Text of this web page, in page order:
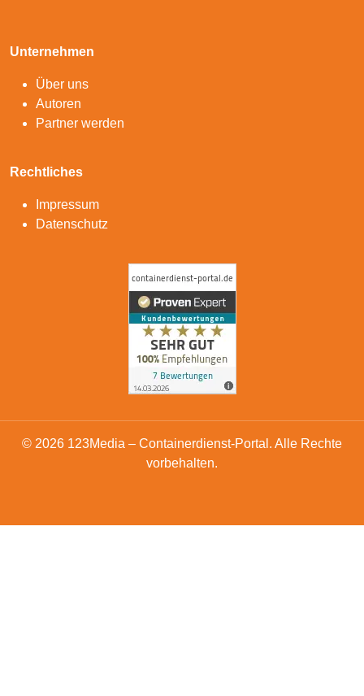
Unternehmen
Über uns
Autoren
Partner werden
Rechtliches
Impressum
Datenschutz
© 2026 123Media – Containerdienst-Portal. Alle Rechte
vorbehalten.